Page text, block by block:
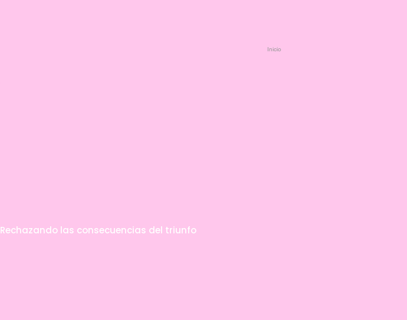
Inicio
Rechazando las consecuencias del triunfo